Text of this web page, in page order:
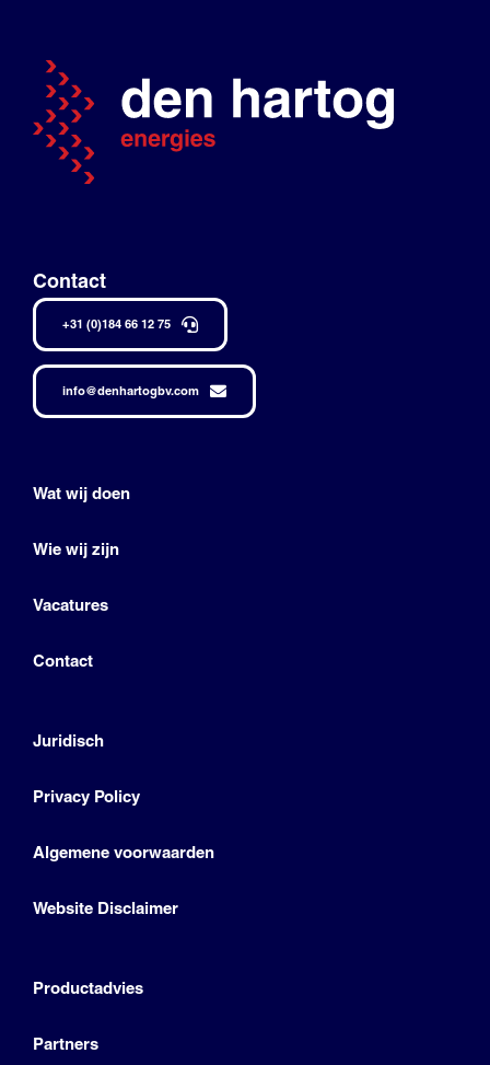
Contact
+31 (0)184 66 12 75
info@denhartogbv.com
Wat wij doen
Wie wij zijn
Vacatures
Contact
Juridisch
Privacy Policy
Algemene voorwaarden
Website Disclaimer
Productadvies
Partners